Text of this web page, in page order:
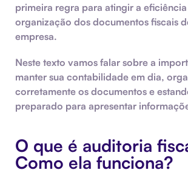
primeira regra para atingir a
organização dos documentos fiscais
empresa.
Neste texto vamos falar sobre a
manter sua contabilidade em dia,
corretamente os documentos e
preparado para apresentar
O que é auditoria
Como ela funciona?